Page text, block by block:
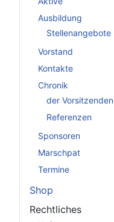
Ausbildung
Stellenangebote
Vorstand
Kontakte
Chronik
der
Referenzen
Sponsoren
Marschpat
Termine
Shop
Rechtliches